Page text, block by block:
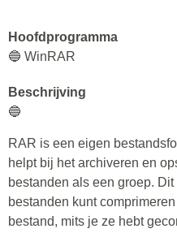
Hoofdprogramma
🔵 WinRAR
Beschrijving
🔵
RAR is een eigen
helpt bij het archiveren en
bestanden als een groep.
bestanden kunt
bestand, mits je ze hebt